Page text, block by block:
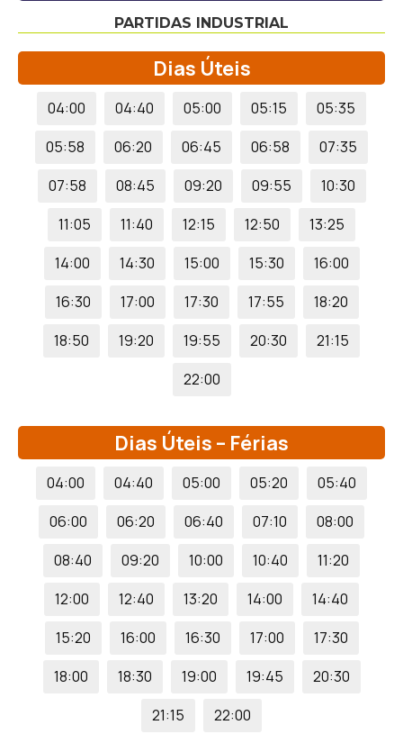
PARTIDAS INDUSTRIAL
Dias Úteis
04:00 04:40 05:00 05:15
05:35
05:58
06:20 06:45 06:58
07:35
07:58
08:45 09:20 09:55
10:30
11:05
11:40 12:15 12:50
13:25
14:00
14:30 15:00 15:30
16:00
16:30
17:00 17:30 17:55
18:20
18:50
19:20 19:55 20:30
21:15
22:00
Dias Úteis – Férias
04:00 04:40 05:00 05:20
05:40
06:00
06:20 06:40 07:10
08:00
08:40
09:20 10:00 10:40
11:20
12:00
12:40 13:20 14:00
14:40
15:20
16:00 16:30 17:00
17:30
18:00
18:30 19:00 19:45
20:30
21:15
22:00